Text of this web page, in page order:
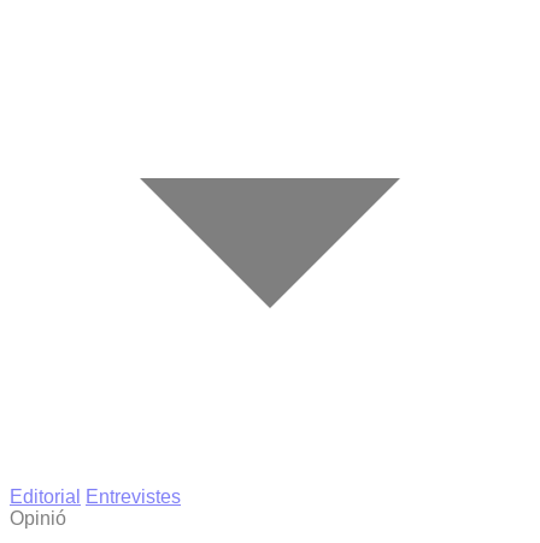
Editorial
Entrevistes
Opinió